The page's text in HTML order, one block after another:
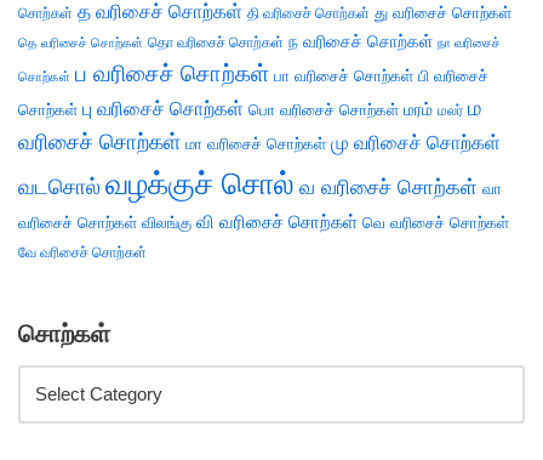
சொற்கள் த வரிசைச் சொற்கள் தி வரிசைச் சொற்கள் து வரிசைச் சொற்கள்
தெ வரிசைச் சொற்கள் தொ வரிசைச் சொற்கள் ந வரிசைச் சொற்கள் நா வரிசைச்
சொற்கள் ப வரிசைச் சொற்கள் பா வரிசைச் சொற்கள் பி வரிசைச்
சொற்கள் பு வரிசைச் சொற்கள் பொ வரிசைச் சொற்கள் மரம் மலர் ம
வரிசைச் சொற்கள் மா வரிசைச் சொற்கள் மு வரிசைச் சொற்கள்
வடசொல் வழக்குச் சொல் வ வரிசைச் சொற்கள் வா
வரிசைச் சொற்கள் விலங்கு வி வரிசைச் சொற்கள் வெ வரிசைச் சொற்கள்
வே வரிசைச் சொற்கள்
சொற்கள்